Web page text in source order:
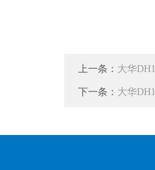
上一条： 大华
下一条： 大华